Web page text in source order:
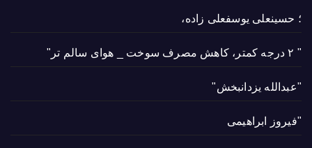
؛ حسینعلی یوسفعلی زاده،
" ۲ درجه کمتر، کاهش مصرف سوخت _ هوای سالم تر"
"عبدالله یزدانبخش"
"فیروز ابراهیمی